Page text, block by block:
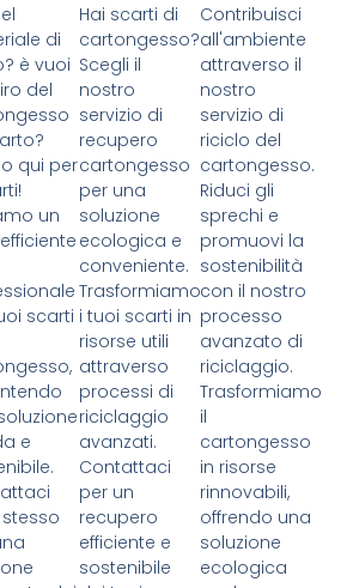
di
è vuoi
del
qui per
un
scarti
e
Hai scarti di
cartongesso?
Scegli il
nostro
servizio di
recupero
cartongesso
per una
soluzione
ecologica e
conveniente.
Trasformiamo
i tuoi scarti in
risorse utili
attraverso
processi di
riciclaggio
avanzati.
Contattaci
per un
recupero
efficiente e
sostenibile
Contribuisci
all'ambiente
attraverso il
nostro
servizio di
riciclo del
cartongesso.
Riduci gli
sprechi e
promuovi la
sostenibilità
con il nostro
processo
avanzato di
riciclaggio.
Trasformiamo
il
cartongesso
in risorse
rinnovabili,
offrendo una
soluzione
ecologica